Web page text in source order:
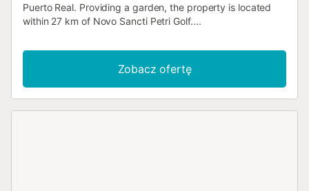
Puerto Real. Providing a garden, the property is located
within 27 km of Novo Sancti Petri Golf....
Zobacz ofertę